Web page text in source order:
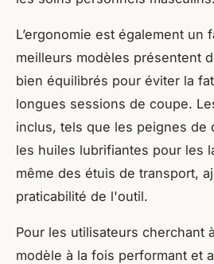
L’ergonomie est également un
meilleurs modèles présentent
bien équilibrés pour éviter la
longues sessions de coupe.
inclus, tels que les peignes de
les huiles lubrifiantes pour les
même des étuis de transport,
praticabilité de l'outil.
Pour les utilisateurs cherchant
modèle à la fois performant et